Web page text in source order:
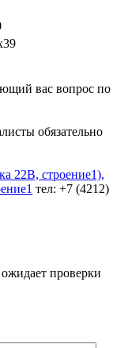
вас вопрос по
обязательно
22В, строение1),
тел: +7 (4212)
проверки